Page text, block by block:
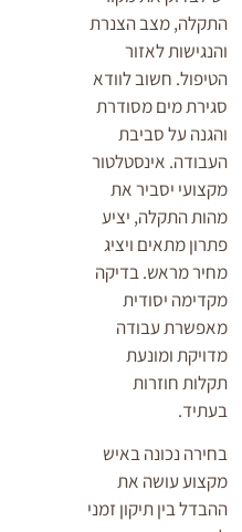
התקלה, מצב הצנרת
והנגישות לאזור
הטיפול. חשוב לוודא
סגירת מים מסודרת
והגנה על סביבת
העבודה. אינסטלטור
מקצועי יסביר את
מהות התקלה, יציע
פתרון מתאים ויציג
מחיר מראש. בדיקה
מקדימה יסודית
מאפשרת עבודה
מדויקת ומונעת
תקלות חוזרות
בעתיד.
בחירה נכונה באיש
מקצוע עושה את
ההבדל בין תיקון זמני